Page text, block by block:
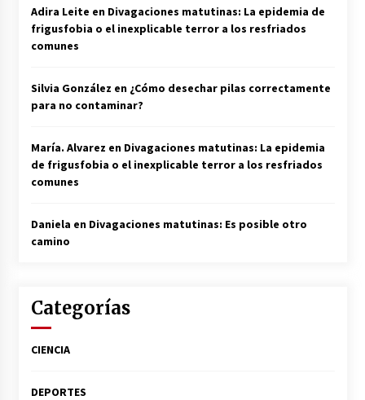
Adira Leite en Divagaciones matutinas: La epidemia de
frigusfobia o el inexplicable terror a los resfriados
comunes
Silvia González en ¿Cómo desechar pilas correctamente
para no contaminar?
María. Alvarez en Divagaciones matutinas: La epidemia
de frigusfobia o el inexplicable terror a los resfriados
comunes
Daniela en Divagaciones matutinas: Es posible otro
camino
Categorías
CIENCIA
DEPORTES